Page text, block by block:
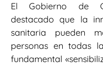
El Gobierno de
destacado que la
sanitaria pueden
personas en todas
fundamental